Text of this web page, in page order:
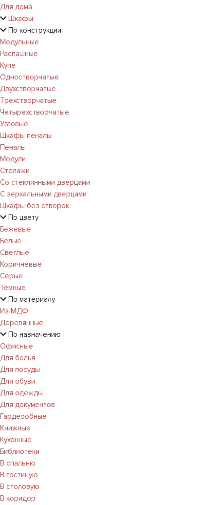
Для дома
Шкафы
По конструкции
Модульные
Распашные
Купе
Одностворчатые
Двухстворчатые
Трехстворчатые
Четырехстворчатые
Угловые
Шкафы пеналы
Пеналы
Модули
Стелажи
Со стеклянными дверцами
С зеркальными дверцами
Шкафы без створок
По цвету
Бежевые
Белые
Светлые
Коричневые
Серые
Темные
По материалу
Из МДФ
Деревянные
По назначению
Офисные
Для белья
Для посуды
Для обуви
Для одежды
Для документов
Гардеробные
Книжные
Кухонные
Библиотеки
В спальню
В гостиную
В столовую
В коридор